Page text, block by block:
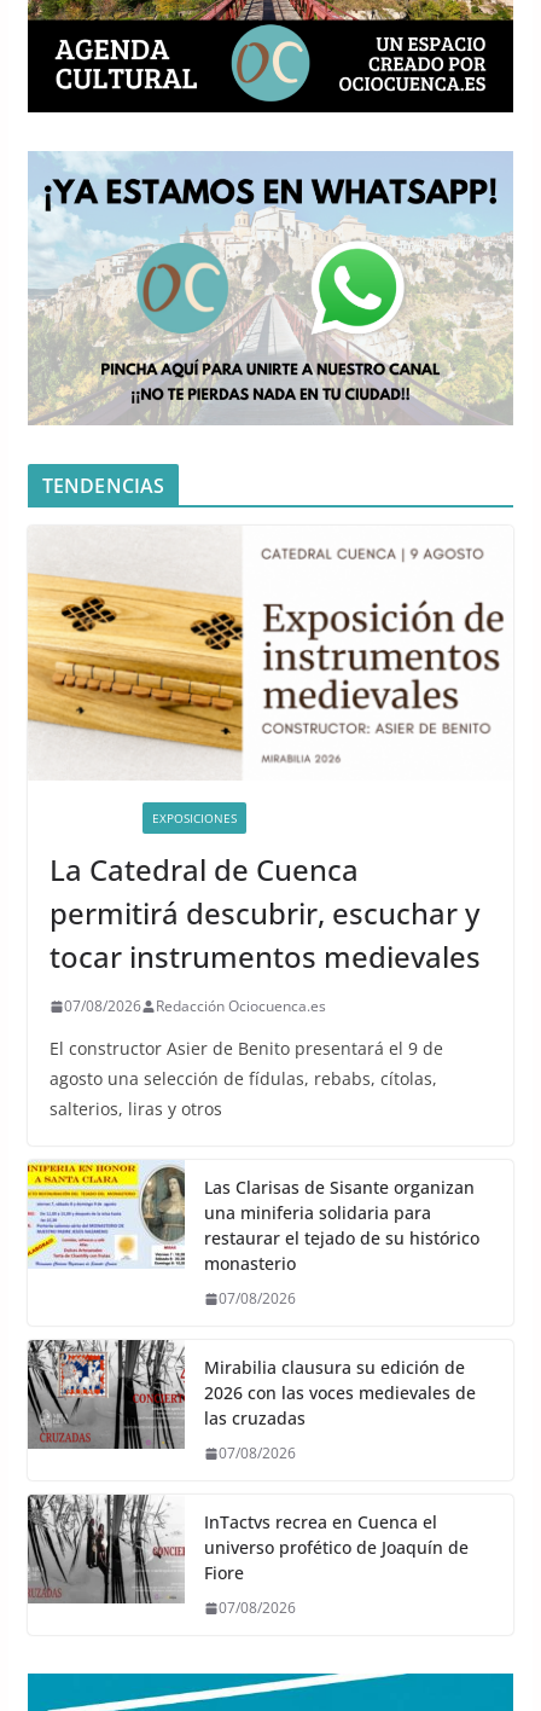
TENDENCIAS
EXPOSICIONES
La Catedral de Cuenca
permitirá descubrir, escuchar y
tocar instrumentos medievales
07/08/2026 Redacción Ociocuenca.es
El constructor Asier de Benito presentará el 9 de
agosto una selección de fídulas, rebabs, cítolas,
salterios, liras y otros
Las Clarisas de Sisante organizan
una miniferia solidaria para
restaurar el tejado de su histórico
monasterio
07/08/2026
Mirabilia clausura su edición de
2026 con las voces medievales de
las cruzadas
07/08/2026
InTactvs recrea en Cuenca el
universo profético de Joaquín de
Fiore
07/08/2026